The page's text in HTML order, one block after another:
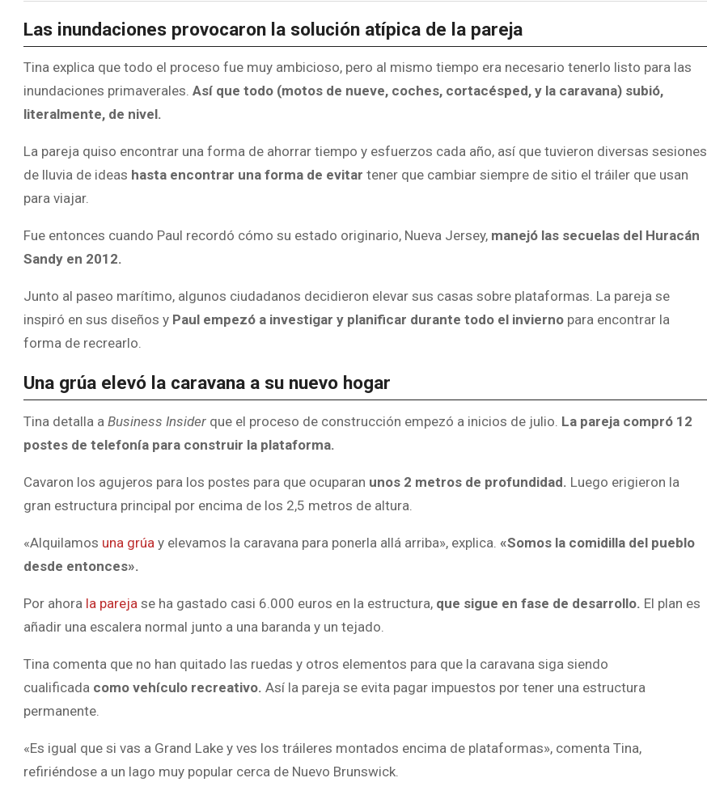
Las inundaciones provocaron la solución atípica de la pareja
Tina explica que todo el proceso fue muy ambicioso, pero al mismo tiempo era necesario tenerlo listo para las
inundaciones primaverales. Así que todo (motos de nueve, coches, cortacésped, y la caravana) subió,
literalmente, de nivel.
La pareja quiso encontrar una forma de ahorrar tiempo y esfuerzos cada año, así que tuvieron diversas sesiones
de lluvia de ideas hasta encontrar una forma de evitar tener que cambiar siempre de sitio el tráiler que usan
para viajar.
Fue entonces cuando Paul recordó cómo su estado originario, Nueva Jersey, manejó las secuelas del Huracán
Sandy en 2012.
Junto al paseo marítimo, algunos ciudadanos decidieron elevar sus casas sobre plataformas. La pareja se
inspiró en sus diseños y Paul empezó a investigar y planificar durante todo el invierno para encontrar la
forma de recrearlo.
Una grúa elevó la caravana a su nuevo hogar
Tina detalla a Business Insider que el proceso de construcción empezó a inicios de julio. La pareja compró 12
postes de telefonía para construir la plataforma.
Cavaron los agujeros para los postes para que ocuparan unos 2 metros de profundidad. Luego erigieron la
gran estructura principal por encima de los 2,5 metros de altura.
«Alquilamos una grúa y elevamos la caravana para ponerla allá arriba», explica. «Somos la comidilla del pueblo
desde entonces».
Por ahora la pareja se ha gastado casi 6.000 euros en la estructura, que sigue en fase de desarrollo. El plan es
añadir una escalera normal junto a una baranda y un tejado.
Tina comenta que no han quitado las ruedas y otros elementos para que la caravana siga siendo
cualificada como vehículo recreativo. Así la pareja se evita pagar impuestos por tener una estructura
permanente.
«Es igual que si vas a Grand Lake y ves los tráileres montados encima de plataformas», comenta Tina,
refiriéndose a un lago muy popular cerca de Nuevo Brunswick.